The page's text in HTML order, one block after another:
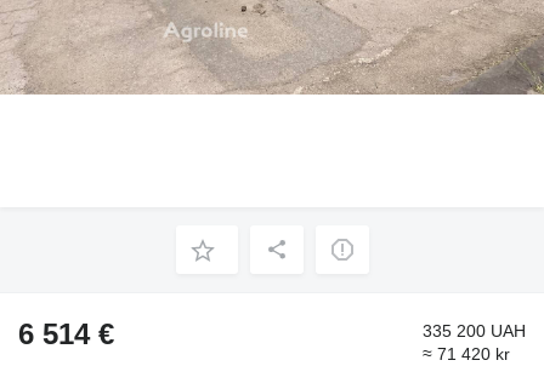
6 514 €
335 200 UAH
≈ 71 420 kr